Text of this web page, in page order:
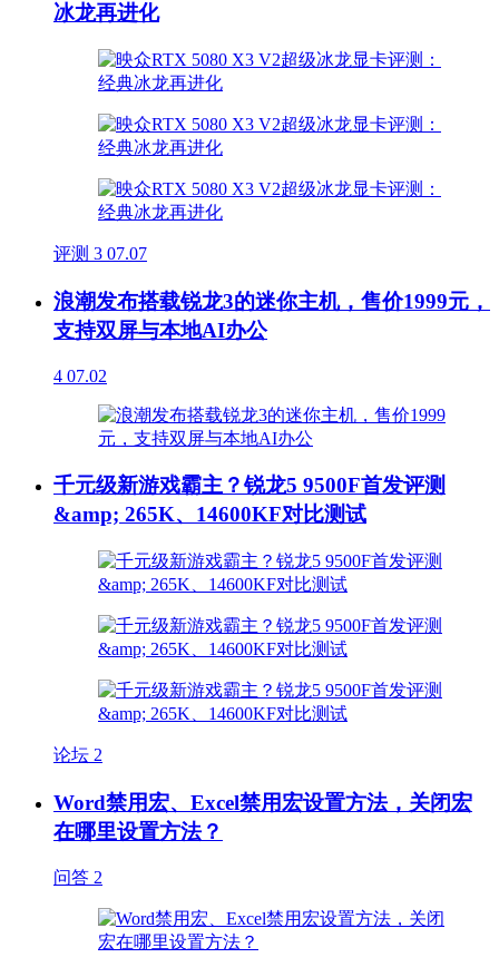
冰龙再进化
评测 3 07.07
浪潮发布搭载锐龙3的迷你主机，售价1999元，
支持双屏与本地AI办公
4 07.02
千元级新游戏霸主？锐龙5 9500F首发评测
&amp; 265K、14600KF对比测试
论坛 2
Word禁用宏、Excel禁用宏设置方法，关闭宏
在哪里设置方法？
问答 2